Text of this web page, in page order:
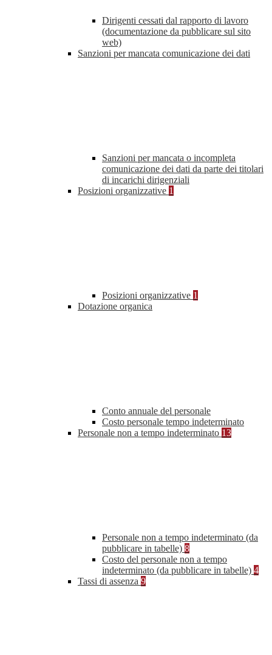
Dirigenti cessati dal rapporto di lavoro
(documentazione da pubblicare sul sito
web)
Sanzioni per mancata comunicazione dei dati
Sanzioni per mancata o incompleta
comunicazione dei dati da parte dei titolari
di incarichi dirigenziali
Posizioni organizzative 1
Posizioni organizzative 1
Dotazione organica
Conto annuale del personale
Costo personale tempo indeterminato
Personale non a tempo indeterminato 13
Personale non a tempo indeterminato (da
pubblicare in tabelle) 8
Costo del personale non a tempo
indeterminato (da pubblicare in tabelle) 4
Tassi di assenza 9